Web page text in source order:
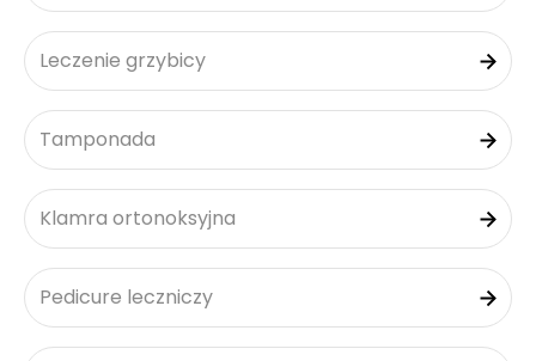
Leczenie grzybicy
Tamponada
Klamra ortonoksyjna
Pedicure leczniczy